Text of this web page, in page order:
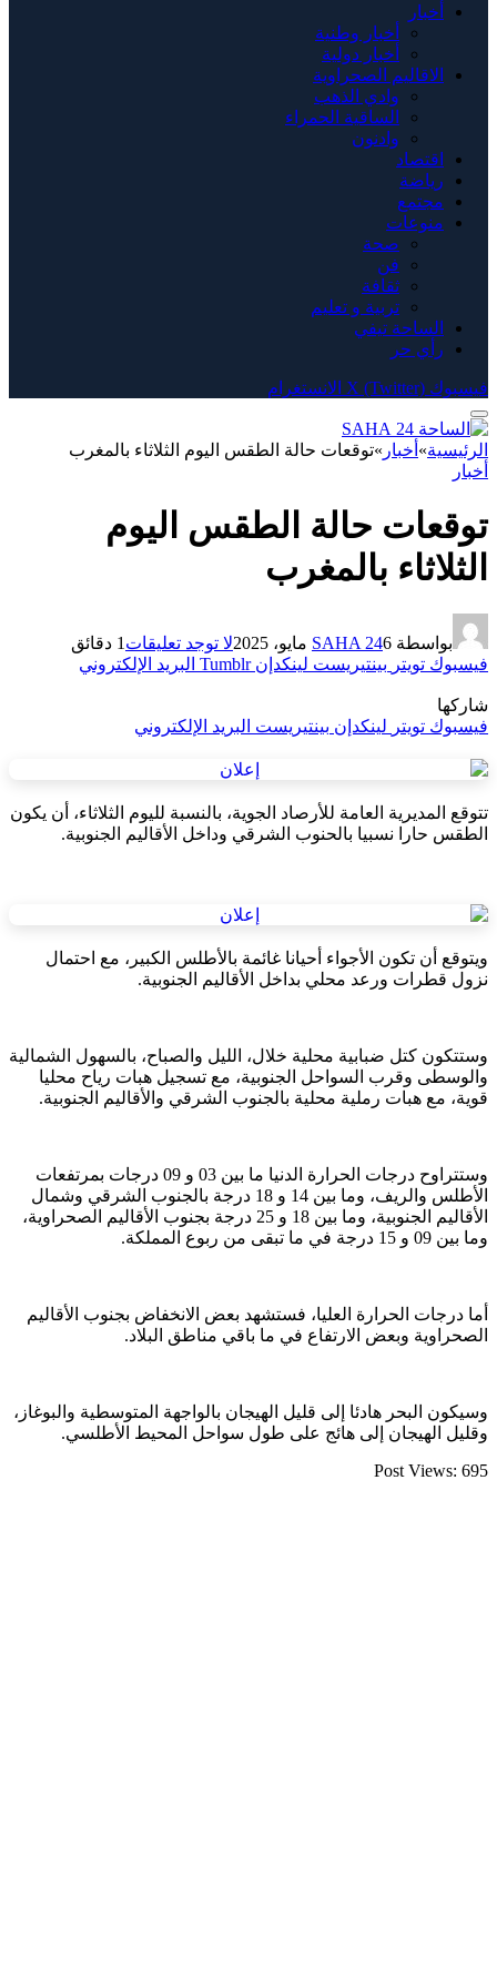
أخبار
أخبار وطنية
أخبار دولية
الاقاليم الصحراوية
وادي الذهب
الساقية الحمراء
وادنون
اقتصاد
رياضة
مجتمع
منوعات
صحة
فن
ثقافة
تربية و تعليم
الساحة تيفي
رأي حر
فيسبوك X (Twitter) الانستغرام
الرئيسية» أخبار »توقعات حالة الطقس اليوم الثلاثاء بالمغرب
أخبار
توقعات حالة الطقس اليوم
الثلاثاء بالمغرب
بواسطة SAHA 246 مايو، 2025 لا توجد تعليقات 1 دقائق
فيسبوك تويتر بينتيريست لينكدإن Tumblr البريد الإلكتروني
شاركها
فيسبوك تويتر لينكدإن بينتيريست البريد الإلكتروني
تتوقع المديرية العامة للأرصاد الجوية، بالنسبة لليوم الثلاثاء، أن يكون
الطقس حارا نسبيا بالحنوب الشرقي وداخل الأقاليم الجنوبية.
ويتوقع أن تكون الأجواء أحيانا غائمة بالأطلس الكبير، مع احتمال
نزول قطرات ورعد محلي بداخل الأقاليم الجنوبية.
وستتكون كتل ضبابية محلية خلال، الليل والصباح، بالسهول الشمالية
والوسطى وقرب السواحل الجنوبية، مع تسجيل هبات رياح محليا
قوية، مع هبات رملية محلية بالجنوب الشرقي والأقاليم الجنوبية.
وستتراوح درجات الحرارة الدنيا ما بين 03 و 09 درجات بمرتفعات
الأطلس والريف، وما بين 14 و 18 درجة بالجنوب الشرقي وشمال
الأقاليم الجنوبية، وما بين 18 و 25 درجة بجنوب الأقاليم الصحراوية،
وما بين 09 و 15 درجة في ما تبقى من ربوع المملكة.
أما درجات الحرارة العليا، فستشهد بعض الانخفاض بجنوب الأقاليم
الصحراوية وبعض الارتفاع في ما باقي مناطق البلاد.
وسيكون البحر هادئا إلى قليل الهيجان بالواجهة المتوسطية والبوغاز،
وقليل الهيجان إلى هائج على طول سواحل المحيط الأطلسي.
Post Views: 695